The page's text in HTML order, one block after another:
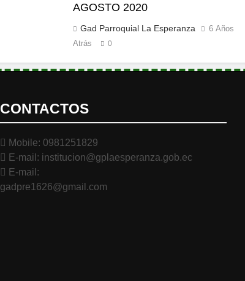
AGOSTO 2020
Gad Parroquial La Esperanza
6 Años
Atrás
0
CONTACTOS
Mobile: 0981251829
E-mail: institucion@gplaesperanza.gob.ec
E-mail:
gadpre1626@gmail.com